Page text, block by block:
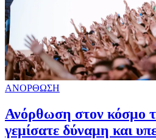
ΑΝΟΡΘΩΣΗ
Ανόρθωση στον κόσμο
γεμίσατε δύναμη και